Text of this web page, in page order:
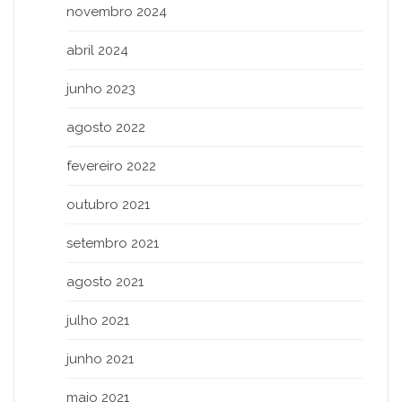
novembro 2024
abril 2024
junho 2023
agosto 2022
fevereiro 2022
outubro 2021
setembro 2021
agosto 2021
julho 2021
junho 2021
maio 2021